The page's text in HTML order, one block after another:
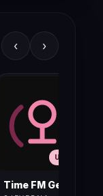
‹ ›
UŽIVO
Time FM Gevgelija